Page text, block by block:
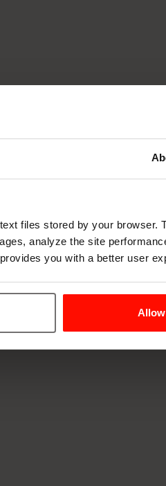
files stored by your browser.
analyze the site
you with a better user